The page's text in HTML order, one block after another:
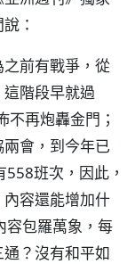
：
之前有戰爭，從
階段早就過
再炮轟金門；
會，到今年已
班次，因此，
容還能增加什
容包羅萬象，每
？沒有和平如